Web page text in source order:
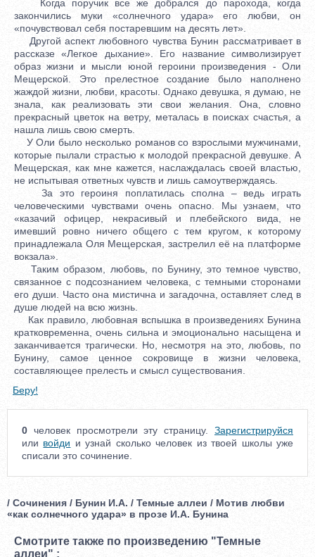
Когда поручик все же добрался до парохода, когда
закончились муки «солнечного удара» его любви, он
«почувствовал себя постаревшим на десять лет».
Другой аспект любовного чувства Бунин рассматривает в
рассказе «Легкое дыхание». Его название символизирует
образ жизни и мысли юной героини произведения - Оли
Мещерской. Это прелестное создание было наполнено
жаждой жизни, любви, красоты. Однако девушка, я думаю, не
знала, как реализовать эти свои желания. Она, словно
прекрасный цветок на ветру, металась в поисках счастья, а
нашла лишь свою смерть.
У Оли было несколько романов со взрослыми мужчинами,
которые пылали страстью к молодой прекрасной девушке. А
Мещерская, как мне кажется, наслаждалась своей властью,
не испытывая ответных чувств и лишь самоутверждаясь.
За это героиня поплатилась сполна – ведь играть
человеческими чувствами очень опасно. Мы узнаем, что
«казачий офицер, некрасивый и плебейского вида, не
имевший ровно ничего общего с тем кругом, к которому
принадлежала Оля Мещерская, застрелил её на платформе
вокзала».
Таким образом, любовь, по Бунину, это темное чувство,
связанное с подсознанием человека, с темными сторонами
его души. Часто она мистична и загадочна, оставляет след в
душе людей на всю жизнь.
Как правило, любовная вспышка в произведениях Бунина
кратковременна, очень сильна и эмоционально насыщена и
заканчивается трагически. Но, несмотря на это, любовь, по
Бунину, самое ценное сокровище в жизни человека,
составляющее прелесть и смысл существования.
Беру!
0 человек просмотрели эту страницу. Зарегистрируйся
или войди и узнай сколько человек из твоей школы уже
списали это сочинение.
/ Сочинения / Бунин И.А. / Темные аллеи / Мотив любви
«как солнечного удара» в прозе И.А. Бунина
Смотрите также по произведению "Темные
аллеи" :